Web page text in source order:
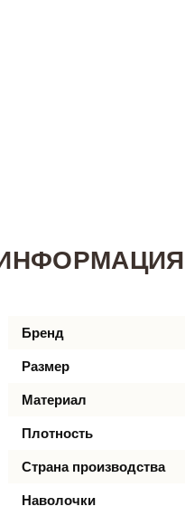
Бренд
Размер
Материал
Плотность
Страна производства
Наволочки